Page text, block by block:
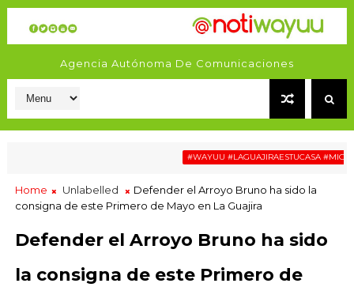
Agencia Autónoma De Comunicaciones
#WAYUU #LAGUAJIRAESTUCASA #MIGRACIÓN
Home Unlabelled
Defender el Arroyo Bruno ha sido la
consigna de este Primero de Mayo en La Guajira
Defender el Arroyo Bruno ha sido
la consigna de este Primero de